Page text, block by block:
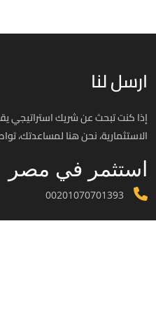
ارسل لنا
إذا كنت تبحث عن شريك استراتيجي
الاستثمارية، نحن هنا لمساعدتك،
استثمر في مصر
00201070701393